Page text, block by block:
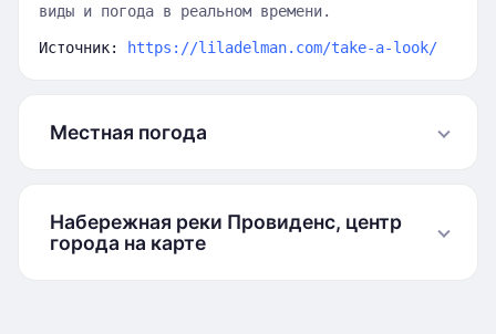
виды и погода в реальном времени.
Источник: https://liladelman.com/take-a-look/
Местная погода
Набережная реки Провиденс, центр
города на карте